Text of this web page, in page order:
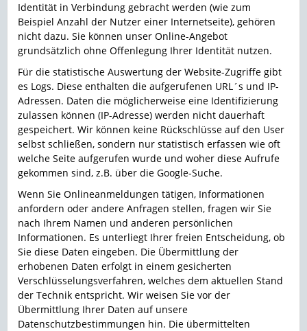
Identität in Verbindung gebracht werden (wie zum
Beispiel Anzahl der Nutzer einer Internetseite), gehören
nicht dazu. Sie können unser Online-Angebot
grundsätzlich ohne Offenlegung Ihrer Identität nutzen.
Für die statistische Auswertung der Website-Zugriffe gibt
es Logs. Diese enthalten die aufgerufenen URL´s und IP-
Adressen. Daten die möglicherweise eine Identifizierung
zulassen können (IP-Adresse) werden nicht dauerhaft
gespeichert. Wir können keine Rückschlüsse auf den User
selbst schließen, sondern nur statistisch erfassen wie oft
welche Seite aufgerufen wurde und woher diese Aufrufe
gekommen sind, z.B. über die Google-Suche.
Wenn Sie Onlineanmeldungen tätigen, Informationen
anfordern oder andere Anfragen stellen, fragen wir Sie
nach Ihrem Namen und anderen persönlichen
Informationen. Es unterliegt Ihrer freien Entscheidung, ob
Sie diese Daten eingeben. Die Übermittlung der
erhobenen Daten erfolgt in einem gesicherten
Verschlüsselungsverfahren, welches dem aktuellen Stand
der Technik entspricht. Wir weisen Sie vor der
Übermittlung Ihrer Daten auf unsere
Datenschutzbestimmungen hin. Die übermittelten